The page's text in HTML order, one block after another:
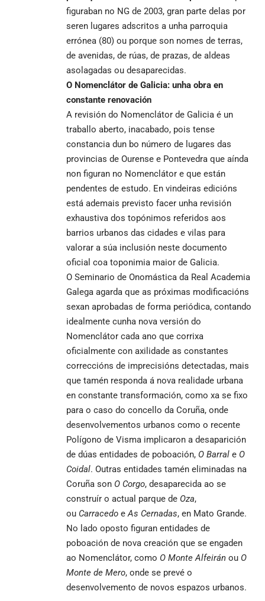
figuraban no NG de 2003, gran parte delas por
seren lugares adscritos a unha parroquia
errónea (80) ou porque son nomes de terras,
de avenidas, de rúas, de prazas, de aldeas
asolagadas ou desaparecidas.
O Nomenclátor de Galicia: unha obra en
constante renovación
A revisión do Nomenclátor de Galicia é un
traballo aberto, inacabado, pois tense
constancia dun bo número de lugares das
provincias de Ourense e Pontevedra que aínda
non figuran no Nomenclátor e que están
pendentes de estudo. En vindeiras edicións
está ademais previsto facer unha revisión
exhaustiva dos topónimos referidos aos
barrios urbanos das cidades e vilas para
valorar a súa inclusión neste documento
oficial coa toponimia maior de Galicia.
O Seminario de Onomástica da Real Academia
Galega agarda que as próximas modificacións
sexan aprobadas de forma periódica, contando
idealmente cunha nova versión do
Nomenclátor cada ano que corrixa
oficialmente con axilidade as constantes
correccións de imprecisións detectadas, mais
que tamén responda á nova realidade urbana
en constante transformación, como xa se fixo
para o caso do concello da Coruña, onde
desenvolvementos urbanos como o recente
Polígono de Visma implicaron a desaparición
de dúas entidades de poboación, O Barral e O
Coidal. Outras entidades tamén eliminadas na
Coruña son O Corgo, desaparecida ao se
construír o actual parque de Oza,
ou Carracedo e As Cernadas, en Mato Grande.
No lado oposto figuran entidades de
poboación de nova creación que se engaden
ao Nomenclátor, como O Monte Alfeirán ou O
Monte de Mero, onde se prevé o
desenvolvemento de novos espazos urbanos.